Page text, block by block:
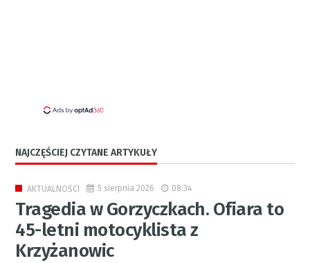
NAJCZĘŚCIEJ CZYTANE ARTYKUŁY
AKTUALNOŚCI 5 sierpnia 2026 08:34
Tragedia w Gorzyczkach. Ofiara to
45-letni motocyklista z
Krzyżanowic